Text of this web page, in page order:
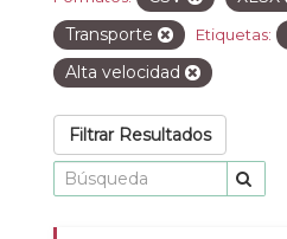
Transporte Etiquetas:
Alta velocidad
Filtrar Resultados